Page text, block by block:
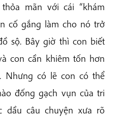
mãn với cái “khám
cố gắng làm cho nó trở
sộ. Bây giờ thì con biết
con cần khiêm tốn hơn
Nhưng có lẽ con có thể
đống gạch vụn của tri
dầu câu chuyện xưa rõ